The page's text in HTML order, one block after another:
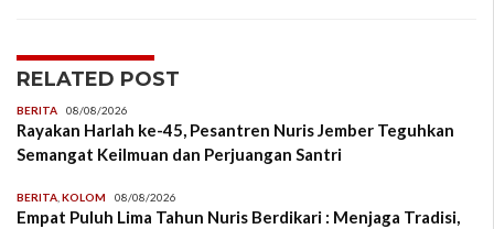
RELATED POST
BERITA 08/08/2026
Rayakan Harlah ke-45, Pesantren Nuris Jember Teguhkan
Semangat Keilmuan dan Perjuangan Santri
BERITA KOLOM 08/08/2026
Empat Puluh Lima Tahun Nuris Berdikari : Menjaga Tradisi,